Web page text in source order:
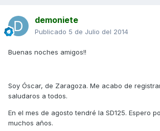
demoniete
Publicado 5 de Julio del 2014
Buenas noches amigos!!
Soy Óscar, de Zaragoza. Me acabo de
saludaros a todos.
En el mes de agosto tendré la SD125. Espero
muchos años.